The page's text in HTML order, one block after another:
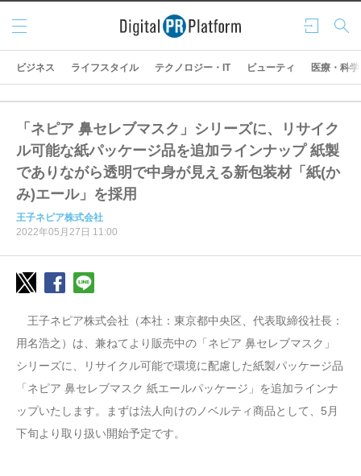
ログ
イン
検索
メニ
ュー
ビジネス ライフスタイル テクノロジー・IT ビューティ 医療・科学
「ネピア 鼻セレブマスク」シリーズに、リサイク
ル可能な紙パッケージ品を追加ラインナップ 紙製
でありながら透明で中身が見える新包装材「紙(か
み)エール」を採用
王子ネピア株式会社
2022年05月27日 11:00
王子ネピア株式会社（本社：東京都中央区、代表取締役社長：
用名浩之）は、兼ねてより販売中の「ネピア 鼻セレブマスク」
シリーズに、リサイクル可能で環境に配慮した紙製パッケージ品
「ネピア 鼻セレブマスク 紙エールパッケージ」を追加ラインナ
ップいたします。まずは法人向けのノベルティ商品として、5月
下旬より取り扱い開始予定です。